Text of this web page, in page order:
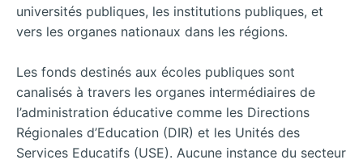
universités publiques, les institutions publiques, et
vers les organes nationaux dans les régions.
Les fonds destinés aux écoles publiques sont
canalisés à travers les organes intermédiaires de
l’administration éducative comme les Directions
Régionales d’Education (DIR) et les Unités des
Services Educatifs (USE). Aucune instance du secteur